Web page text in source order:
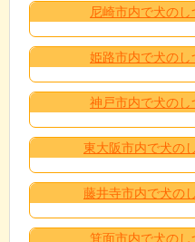
尼崎市内で犬の
姫路市内で犬の
神戸市内で犬の
東大阪市内で犬の
藤井寺市内で犬の
箕面市内で犬の